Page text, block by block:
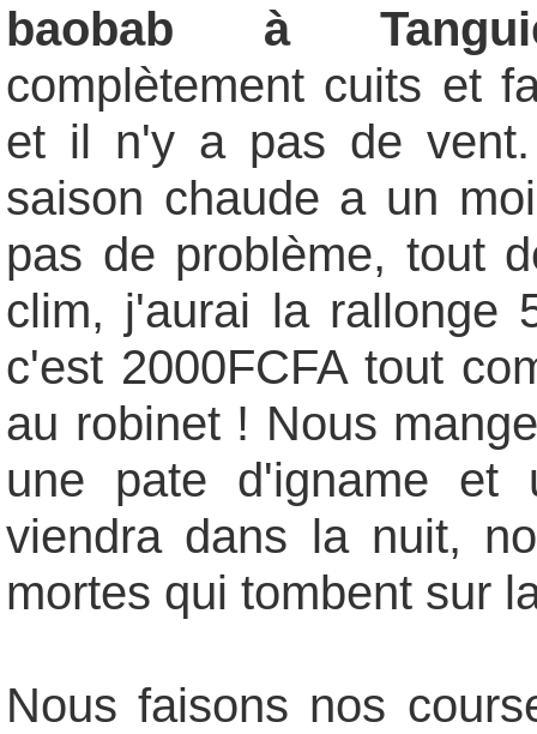
baobab à
complètement cuits et
et il n'y a pas de
saison chaude a un
pas de problème, tout
clim, j'aurai la rallonge
c'est 2000FCFA tout
au robinet ! Nous
une pate d'igname et
viendra dans la nuit,
mortes qui tombent sur
Nous faisons nos